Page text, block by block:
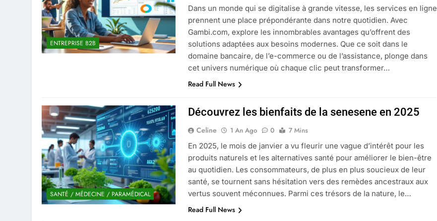
ENTREPRISE B2B
Dans un monde qui se digitalise à grande vitesse, les services en ligne
prennent une place prépondérante dans notre quotidien. Avec
Gambi.com, explore les innombrables avantages qu’offrent des
solutions adaptées aux besoins modernes. Que ce soit dans le
domaine bancaire, de l’e-commerce ou de l’assistance, plonge dans
cet univers numérique où chaque clic peut transformer…
Read Full News
SANTÉ / MÉDECINE / PARAMÉDICAL
Découvrez les bienfaits de la senesene en 2025
Celine 1 An Ago 0
7 Mins
En 2025, le mois de janvier a vu fleurir une vague d’intérêt pour les
produits naturels et les alternatives santé pour améliorer le bien-être
au quotidien. Les consommateurs, de plus en plus soucieux de leur
santé, se tournent sans hésitation vers des remèdes ancestraux aux
vertus souvent méconnues. Parmi ces trésors de la nature, le…
Read Full News